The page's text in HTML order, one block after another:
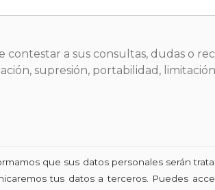
a sus consultas, dudas o
supresión, portabilidad,
que sus datos personales serán
tus datos a terceros. Puedes